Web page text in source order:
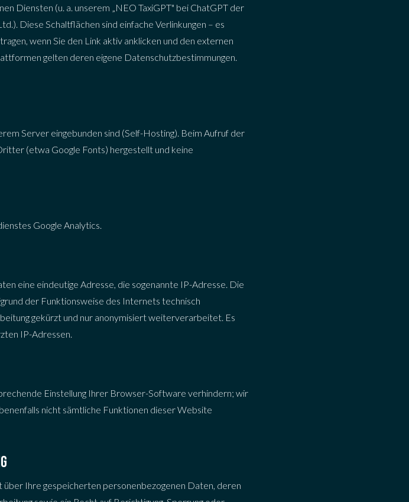
Diensten (u. a. unserem „NEO TaxiGPT" bei ChatGPT der
Diese Schaltflächen sind einfache Verlinkungen – es
wenn Sie den Link aktiv anklicken und den externen
gelten deren eigene Datenschutzbestimmungen.
Server eingebunden sind (Self-Hosting). Beim Aufruf der
(etwa Google Fonts) hergestellt und keine
Google Analytics.
eine eindeutige Adresse, die sogenannte IP-Adresse. Die
der Funktionsweise des Internets technisch
gekürzt und nur anonymisiert weiterverarbeitet. Es
IP-Adressen.
Einstellung Ihrer Browser-Software verhindern; wir
nicht sämtliche Funktionen dieser Website
Ihre gespeicherten personenbezogenen Daten, deren